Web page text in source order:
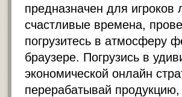
предназначен для игроков
счастливые времена,
погрузитесь в атмосферу
браузере. Погрузись в
экономической онлайн
перерабатывай